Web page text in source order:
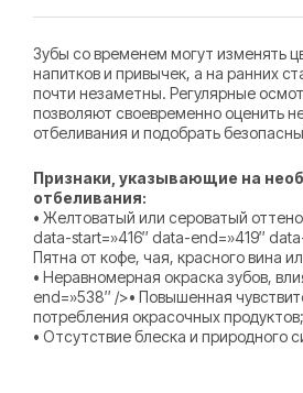
Зубы со временем могут изменять
напитков и привычек, а на ранних
почти незаметны. Регулярные
позволяют своевременно оценить
отбеливания и подобрать
Признаки, указывающие на
отбеливания:
• Желтоватый или сероватый
data-start=»416″ data-end=»419″
Пятна от кофе, чая, красного вина
• Неравномерная окраска зубов,
end=»538″ />• Повышенная
потребления окрасочных продуктов;
• Отсутствие блеска и природного